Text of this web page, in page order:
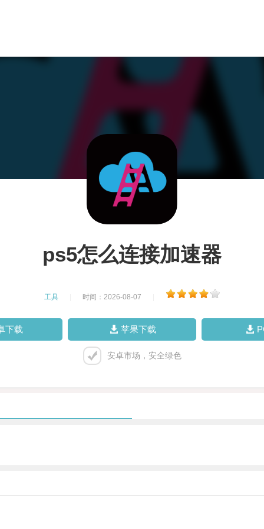
ps5怎么连接加速器
工具 时间：2026-08-07
下载 苹果下载
安卓市场，安全绿色